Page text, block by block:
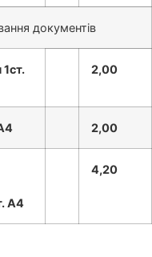
документів
2,00
2,00
А4
4,20